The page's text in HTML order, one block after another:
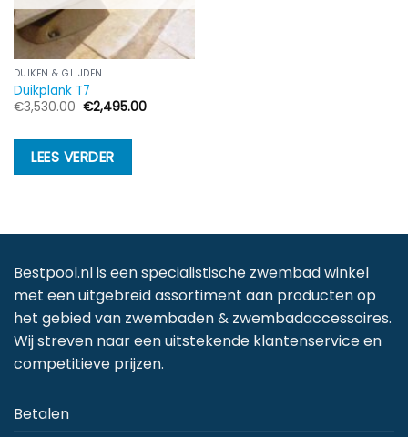
DUIKEN & GLIJDEN
Duikplank T7
€3,530.00 Oorspronkelijke
prijs
€3,530.00.
€2,495.00Huidige
LEES VERDER
Bestpool.nl is een specialistische zwembad winkel
met een uitgebreid assortiment aan producten op
het gebied van zwembaden & zwembadaccessoires.
Wij streven naar een uitstekende klantenservice en
competitieve prijzen.
Betalen